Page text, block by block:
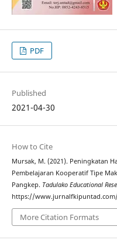
PDF
Published
2021-04-30
How to Cite
Mursak, M. (2021). Peningkatan
Pembelajaran Kooperatif Tipe
Pangkep. Tadulako Educational
https://
More Citation Formats